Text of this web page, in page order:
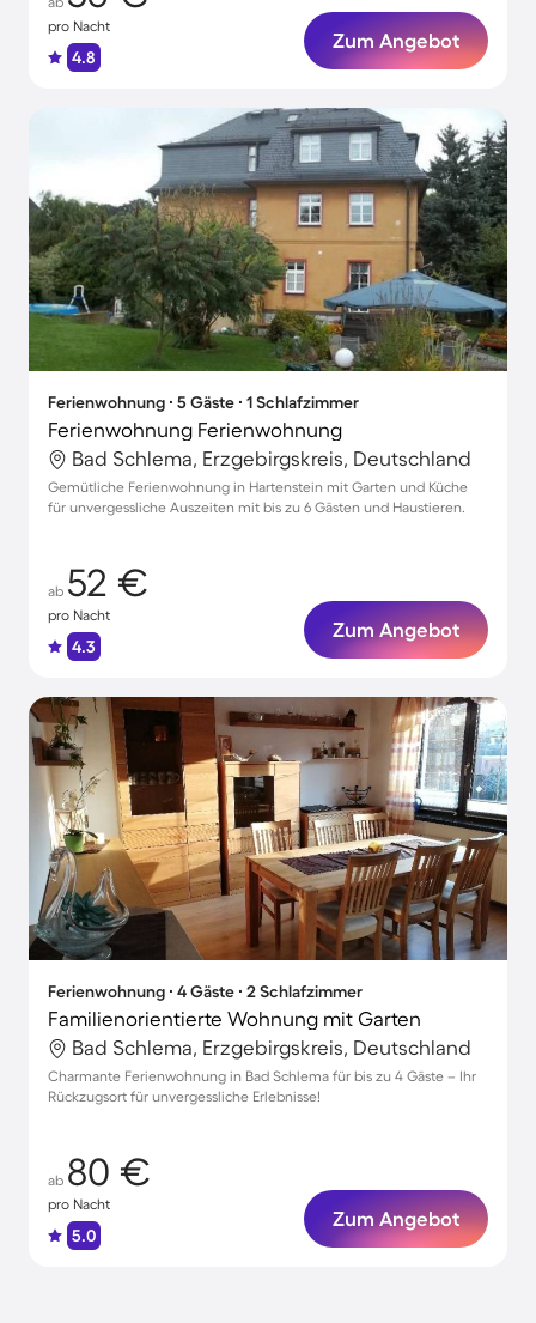
pro Nacht
4.8
Zum Angebot
Ferienwohnung ∙ 5 Gäste ∙ 1 Schlafzimmer
Ferienwohnung Ferienwohnung
Bad Schlema, Erzgebirgskreis, Deutschland
Gemütliche Ferienwohnung in Hartenstein mit Garten und Küche
für unvergessliche Auszeiten mit bis zu 6 Gästen und Haustieren.
ab 52 €
pro Nacht
4.3
Zum Angebot
Ferienwohnung ∙ 4 Gäste ∙ 2 Schlafzimmer
Familienorientierte Wohnung mit Garten
Bad Schlema, Erzgebirgskreis, Deutschland
Charmante Ferienwohnung in Bad Schlema für bis zu 4 Gäste – Ihr
Rückzugsort für unvergessliche Erlebnisse!
ab 80 €
pro Nacht
5.0
Zum Angebot